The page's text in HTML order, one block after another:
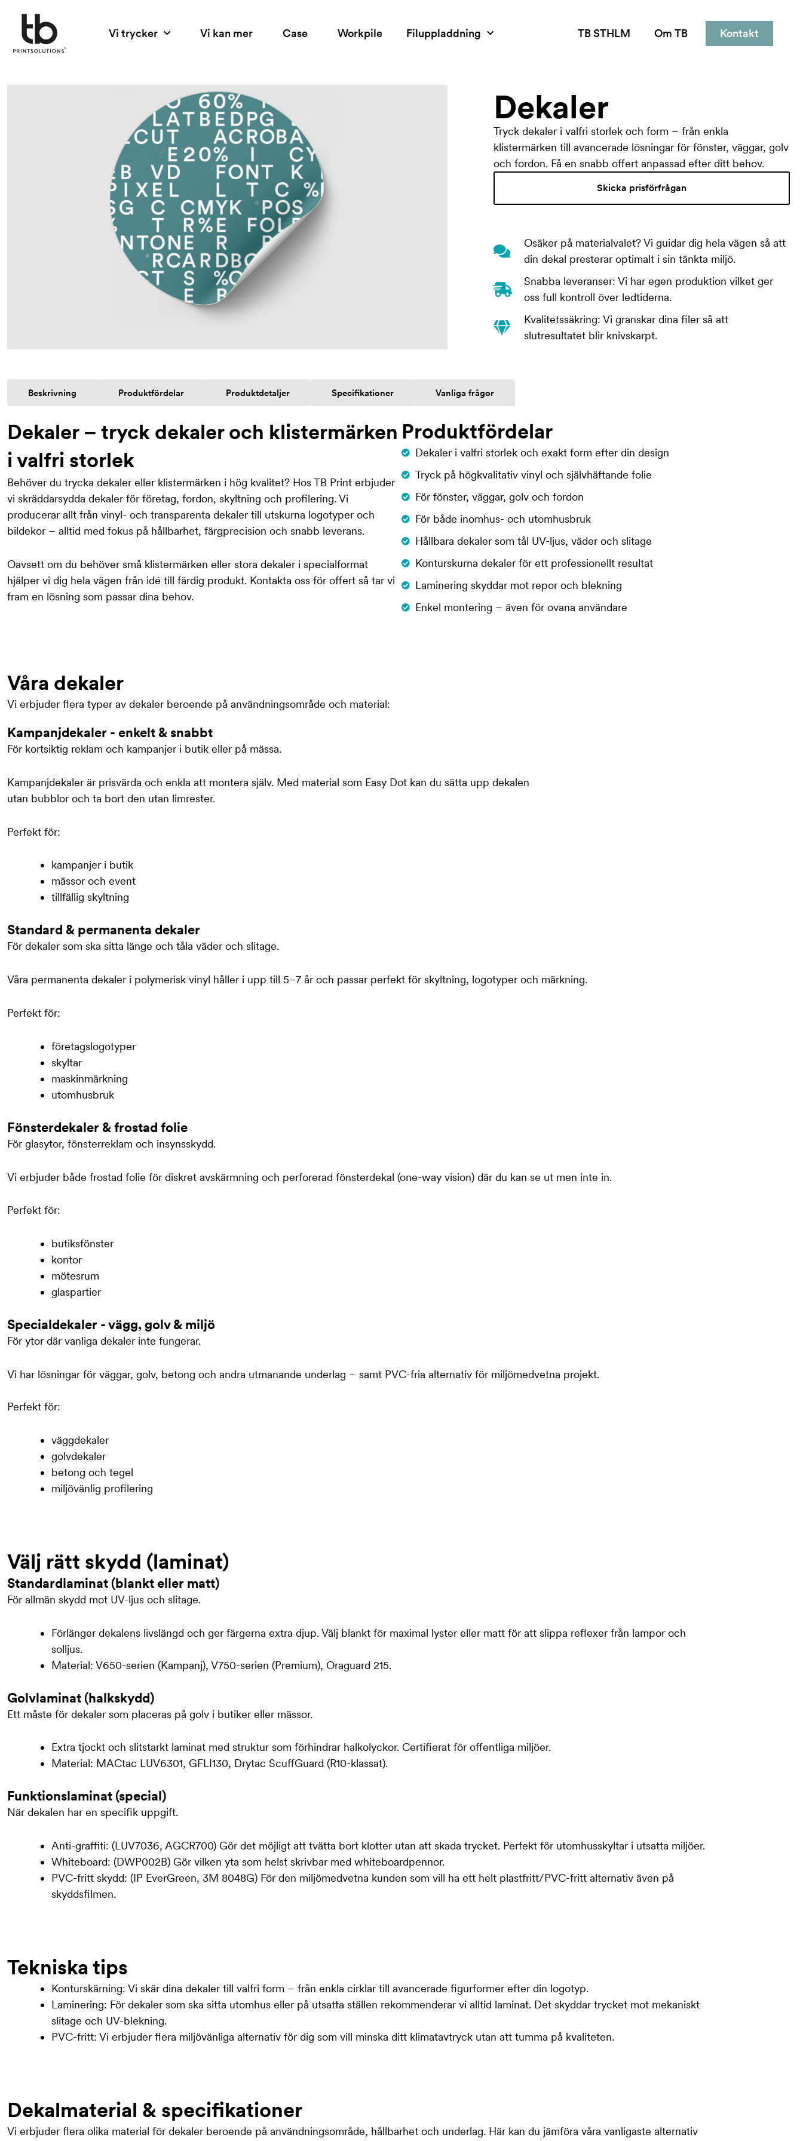
innehåll
Vi trycker Vi kan mer Case Workpile Filuppladdning TB STHLM Om TB Kontakt
Dekaler
Tryck dekaler i valfri storlek och form – från enkla
klistermärken till avancerade lösningar för fönster, väggar, golv
och fordon. Få en snabb offert anpassad efter ditt behov.
Skicka prisförfrågan
Osäker på materialvalet? Vi guidar dig hela vägen så att
din dekal presterar optimalt i sin tänkta miljö.
Snabba leveranser: Vi har egen produktion vilket ger
oss full kontroll över ledtiderna.
Kvalitetssäkring: Vi granskar dina filer så att
slutresultatet blir knivskarpt.
Beskrivning Produktfördelar Produktdetaljer Specifikationer Vanliga frågor
Dekaler – tryck dekaler och klistermärken
i valfri storlek
Behöver du trycka dekaler eller klistermärken i hög kvalitet? Hos TB Print erbjuder
vi skräddarsydda dekaler för företag, fordon, skyltning och profilering. Vi
producerar allt från vinyl- och transparenta dekaler till utskurna logotyper och
bildekor – alltid med fokus på hållbarhet, färgprecision och snabb leverans.
Oavsett om du behöver små klistermärken eller stora dekaler i specialformat
hjälper vi dig hela vägen från idé till färdig produkt. Kontakta oss för offert så tar vi
fram en lösning som passar dina behov.
Produktfördelar
Dekaler i valfri storlek och exakt form efter din design
Tryck på högkvalitativ vinyl och självhäftande folie
För fönster, väggar, golv och fordon
För både inomhus- och utomhusbruk
Hållbara dekaler som tål UV-ljus, väder och slitage
Konturskurna dekaler för ett professionellt resultat
Laminering skyddar mot repor och blekning
Enkel montering – även för ovana användare
Våra dekaler
Vi erbjuder flera typer av dekaler beroende på användningsområde och material:
Kampanjdekaler - enkelt & snabbt
För kortsiktig reklam och kampanjer i butik eller på mässa.
Kampanjdekaler är prisvärda och enkla att montera själv. Med material som Easy Dot kan du sätta upp dekalen
utan bubblor och ta bort den utan limrester.
Perfekt för:
kampanjer i butik
mässor och event
tillfällig skyltning
Standard & permanenta dekaler
För dekaler som ska sitta länge och tåla väder och slitage.
Våra permanenta dekaler i polymerisk vinyl håller i upp till 5–7 år och passar perfekt för skyltning, logotyper och märkning.
Perfekt för:
företagslogotyper
skyltar
maskinmärkning
utomhusbruk
Fönsterdekaler & frostad folie
För glasytor, fönsterreklam och insynsskydd.
Vi erbjuder både frostad folie för diskret avskärmning och perforerad fönsterdekal (one-way vision) där du kan se ut men inte in.
Perfekt för:
butiksfönster
kontor
mötesrum
glaspartier
Specialdekaler - vägg, golv & miljö
För ytor där vanliga dekaler inte fungerar.
Vi har lösningar för väggar, golv, betong och andra utmanande underlag – samt PVC-fria alternativ för miljömedvetna projekt.
Perfekt för:
väggdekaler
golvdekaler
betong och tegel
miljövänlig profilering
Välj rätt skydd (laminat)
Standardlaminat (blankt eller matt)
För allmän skydd mot UV-ljus och slitage.
Förlänger dekalens livslängd och ger färgerna extra djup. Välj blankt för maximal lyster eller matt för att slippa reflexer från lampor och
solljus.
Material: V650-serien (Kampanj), V750-serien (Premium), Oraguard 215.
Golvlaminat (halkskydd)
Ett måste för dekaler som placeras på golv i butiker eller mässor.
Extra tjockt och slitstarkt laminat med struktur som förhindrar halkolyckor. Certifierat för offentliga miljöer.
Material: MACtac LUV6301, GFLI130, Drytac ScuffGuard (R10-klassat).
Funktionslaminat (special)
När dekalen har en specifik uppgift.
Anti-graffiti: (LUV7036, AGCR700) Gör det möjligt att tvätta bort klotter utan att skada trycket. Perfekt för utomhusskyltar i utsatta miljöer.
Whiteboard: (DWP002B) Gör vilken yta som helst skrivbar med whiteboardpennor.
PVC-fritt skydd: (IP EverGreen, 3M 8048G) För den miljömedvetna kunden som vill ha ett helt plastfritt/PVC-fritt alternativ även på
skyddsfilmen.
Tekniska tips
Konturskärning: Vi skär dina dekaler till valfri form – från enkla cirklar till avancerade figurformer efter din logotyp.
Laminering: För dekaler som ska sitta utomhus eller på utsatta ställen rekommenderar vi alltid laminat. Det skyddar trycket mot mekaniskt
slitage och UV-blekning.
PVC-fritt: Vi erbjuder flera miljövänliga alternativ för dig som vill minska ditt klimatavtryck utan att tumma på kvaliteten.
Dekalmaterial & specifikationer
Vi erbjuder flera olika material för dekaler beroende på användningsområde, hållbarhet och underlag. Här kan du jämföra våra vanligaste alternativ